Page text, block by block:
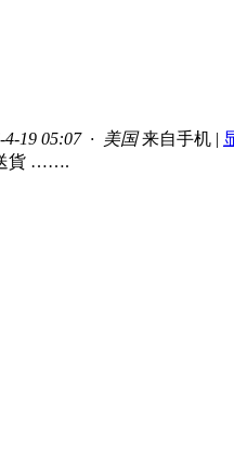
4-19 05:07 · 美国 来自手机 |
貨 …….